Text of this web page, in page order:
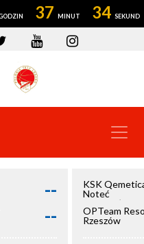
37 34
--
--
KSK
Noteć
Inowrocław
OPTeam
Rzeszów